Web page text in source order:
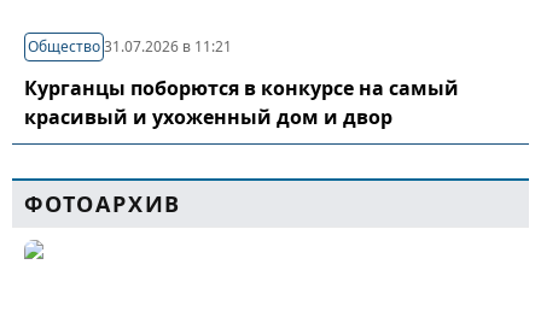
Общество31.07.2026 в 11:21
Курганцы поборются в конкурсе на самый
красивый и ухоженный дом и двор
ФОТОАРХИВ